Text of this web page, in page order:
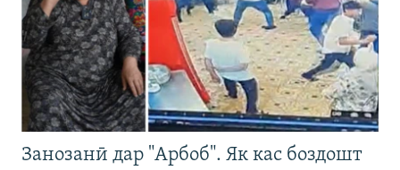
Занозанӣ дар "Арбоб". Як кас боздошт